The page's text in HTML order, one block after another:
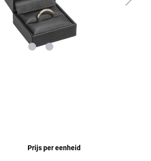
Prijs per eenheid